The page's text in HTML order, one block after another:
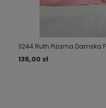
3244 Ruth Piżama Damska
135,00 zł